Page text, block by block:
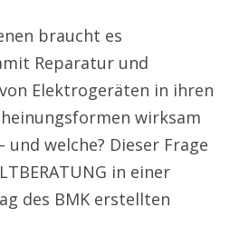
braucht es
Reparatur und
Elektrogeräten in ihren
wirksam
welche? Dieser Frage
in einer
des BMK erstellten